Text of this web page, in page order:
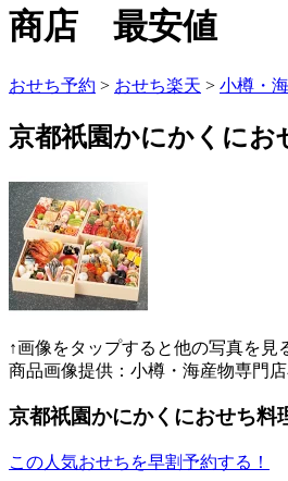
商店 最安値
おせち予約 > おせち楽天 > 小樽・
京都祇園かにかくにお
↑画像をタップすると他の写真を見
商品画像提供：小樽・海産物専門店
京都祇園かにかくにおせち料
この人気おせちを早割予約する！